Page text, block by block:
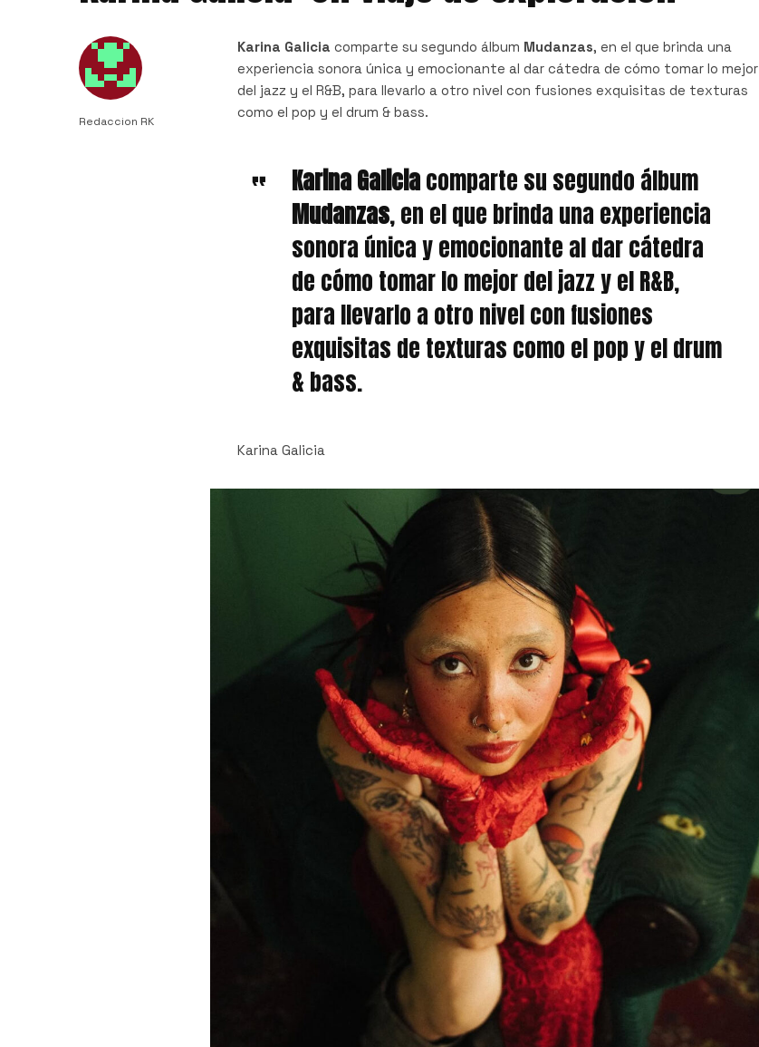
Redaccion RK
Karina Galicia comparte su segundo álbum Mudanzas, en el que brinda una
experiencia sonora única y emocionante al dar cátedra de cómo tomar lo mejor
del jazz y el R&B, para llevarlo a otro nivel con fusiones exquisitas de texturas
como el pop y el drum & bass.
Karina Galiciacomparte su segundo álbum
Mudanzas, en el que brinda una experiencia
sonora única y emocionante al dar cátedra
de cómo tomar lo mejor del jazz y el R&B,
para llevarlo a otro nivel con fusiones
exquisitas de texturas como el pop y el drum
& bass.
Karina Galicia